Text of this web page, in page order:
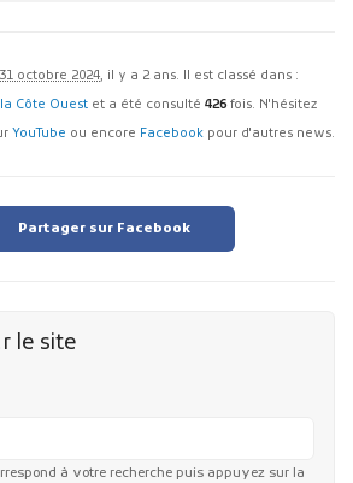
31 octobre 2024, il y a 2 ans. Il est classé dans :
Côte Ouest et a été consulté 426fois. N'hésitez
YouTube ou encore Facebook pour d'autres news.
Partager sur Facebook
le site
à votre recherche puis appuyez sur la